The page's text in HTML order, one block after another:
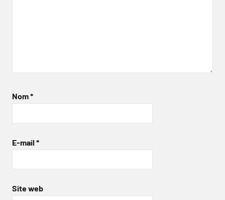
Nom*
E-mail *
Site web